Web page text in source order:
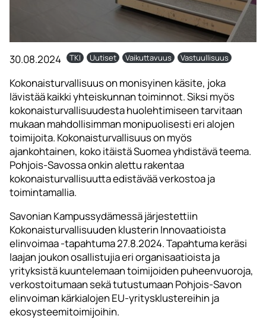
30.08.2024 TKI Uutiset Vaikuttavuus Vastuullisuus
Kokonaisturvallisuus on monisyinen käsite, joka
lävistää kaikki yhteiskunnan toiminnot. Siksi myös
kokonaisturvallisuudesta huolehtimiseen tarvitaan
mukaan mahdollisimman monipuolisesti eri alojen
toimijoita. Kokonaisturvallisuus on myös
ajankohtainen, koko itäistä Suomea yhdistävä teema.
Pohjois-Savossa onkin alettu rakentaa
kokonaisturvallisuutta edistävää verkostoa ja
toimintamallia.
Savonian Kampussydämessä järjestettiin
Kokonaisturvallisuuden klusterin Innovaatioista
elinvoimaa -tapahtuma 27.8.2024. Tapahtuma keräsi
laajan joukon osallistujia eri organisaatioista ja
yrityksistä kuuntelemaan toimijoiden puheenvuoroja,
verkostoitumaan sekä tutustumaan Pohjois-Savon
elinvoiman kärkialojen EU-yritysklustereihin ja
ekosysteemitoimijoihin.